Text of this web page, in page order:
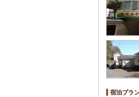
宿泊プラ